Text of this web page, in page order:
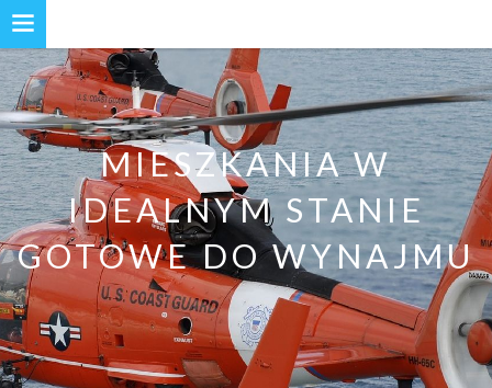
MIESZKANIA W
IDEALNYM STANIE
GOTOWE DO WYNAJMU